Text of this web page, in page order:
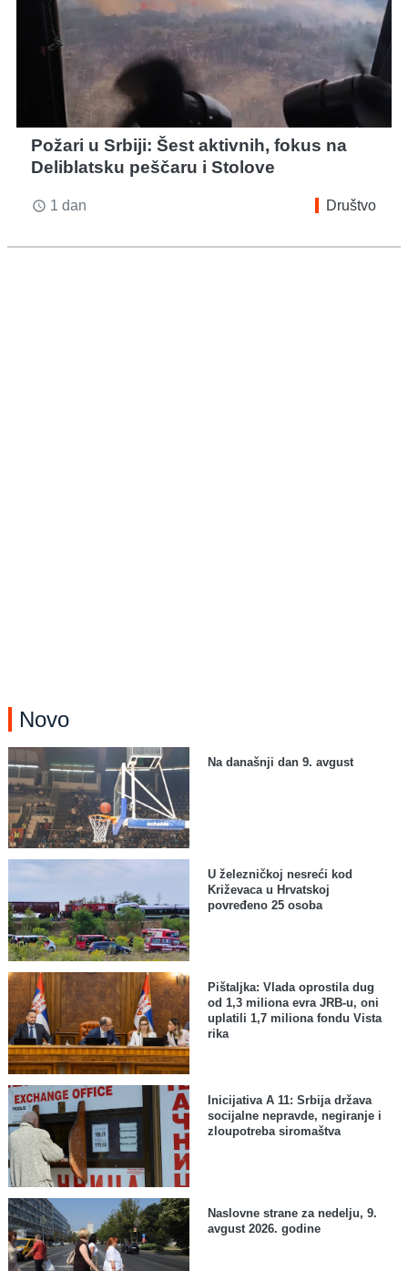
Požari u Srbiji: Šest aktivnih, fokus na
Deliblatsku peščaru i Stolove
access_time 1 dan Društvo
Novo
Na današnji dan 9. avgust
U železničkoj nesreći kod
Križevaca u Hrvatskoj
povređeno 25 osoba
Pištaljka: Vlada oprostila dug
od 1,3 miliona evra JRB-u, oni
uplatili 1,7 miliona fondu Vista
rika
Inicijativa A 11: Srbija država
socijalne nepravde, negiranje i
zloupotreba siromaštva
Naslovne strane za nedelju, 9.
avgust 2026. godine